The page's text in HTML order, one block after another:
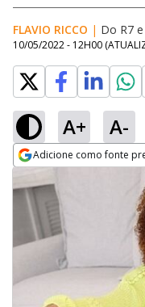
FLAVIO RICCO | Do R7 e
10/05/2022 - 12H00
A+ A-
Adicione como fonte
Opens in new window